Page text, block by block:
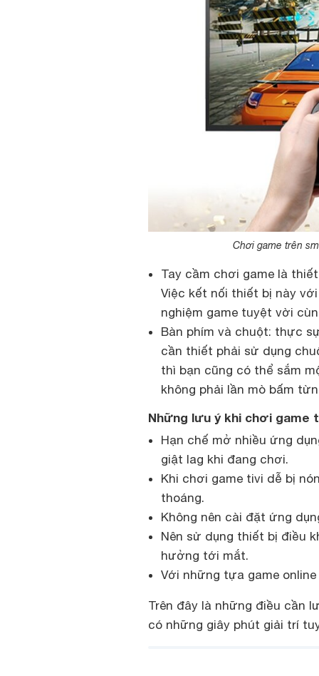
Chơi game trên
Tay cầm chơi game là
Việc kết nối thiết bị này
nghiệm game tuyệt vời
Bàn phím và chuột: thực
cần thiết phải sử dụng
thì bạn cũng có thể sắm
không phải lần mò bấm
Những lưu ý khi chơi game
Hạn chế mở nhiều ứng
giật lag khi đang chơi.
Khi chơi game tivi dễ bị
thoáng.
Không nên cài đặt ứng
Nên sử dụng thiết bị điều
hưởng tới mắt.
Với những tựa game
Trên đây là những điều cần
có những giây phút giải trí